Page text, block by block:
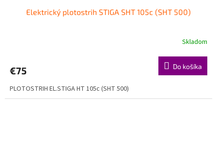
Elektrický plotostrih STIGA SHT 105c (SHT 500)
Skladom
€75 Do košíka
PLOTOSTRIH EL.STIGA HT 105c (SHT 500)